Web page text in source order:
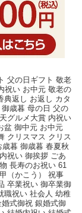
父の日ギフト 敬老
祝い お中元 敬老の
典返し お返し カタ
歳暮 母の日 父の
グルメ大賞 内祝い
盆 御中元 お中元
クリスマス クリス
暮 御歳暮 春夏秋
祝い 御挨拶 ごあ
長寿のお祝い 61
（かこう） 祝事
卒業祝い 御卒業御
職祝い 社会人 幼稚
式御祝 銀婚式御